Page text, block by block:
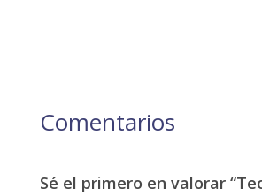
Comentarios
Sé el primero en valorar